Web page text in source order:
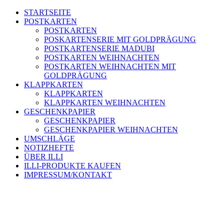
STARTSEITE
POSTKARTEN
POSTKARTEN
POSKARTENSERIE MIT GOLDPRÄGUNG
POSTKARTENSERIE MADUBI
POSTKARTEN WEIHNACHTEN
POSTKARTEN WEIHNACHTEN MIT
GOLDPRÄGUNG
KLAPPKARTEN
KLAPPKARTEN
KLAPPKARTEN WEIHNACHTEN
GESCHENKPAPIER
GESCHENKPAPIER
GESCHENKPAPIER WEIHNACHTEN
UMSCHLÄGE
NOTIZHEFTE
ÜBER ILLI
ILLI-PRODUKTE KAUFEN
IMPRESSUM/KONTAKT